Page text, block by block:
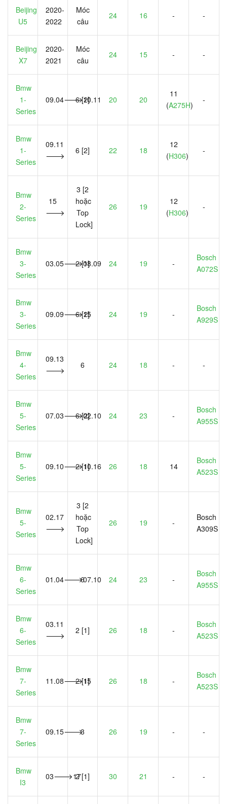
Beijing
U5
2020-
2022
Móc
câu
24 16 - -
Beijing
X7
2020-
2021
Móc
câu
24 15 - -
Bmw
1-
Series
09.04🡒10.11
6 [2] 20 20
11
(A275H)
-
Bmw
1-
Series
09.11
🡒
6 [2] 22 18
12
(H306)
-
Bmw
2-
Series
15
🡒
3 [2
hoặc
Top
Lock]
26 19
12
(H306)
-
Bmw
3-
Series
03.05🡒08.09
2 [1] 24 19 -
Bosch
A072S
Bmw
3-
Series
09.09🡒15
6 [2] 24 19 -
Bosch
A929S
Bmw
4-
Series
09.13
🡒
6 24 18 - -
Bmw
5-
Series
07.03🡒02.10
6 [2] 24 23 -
Bosch
A955S
Bmw
5-
Series
09.10🡒10.16
2 [1] 26 18 14
Bosch
A523S
Bmw
5-
Series
02.17
🡒
3 [2
hoặc
Top
Lock]
26 19 -
Bosch
A309S
Bmw
6-
Series
01.04🡒07.10
6 24 23 -
Bosch
A955S
Bmw
6-
Series
03.11
🡒
2 [1] 26 18 -
Bosch
A523S
Bmw
7-
Series
11.08🡒15
2 [1] 26 18 -
Bosch
A523S
Bmw
7-
Series
09.15🡒3 26 19 - -
Bmw
I3
03🡒172 [1] 30 21 - -